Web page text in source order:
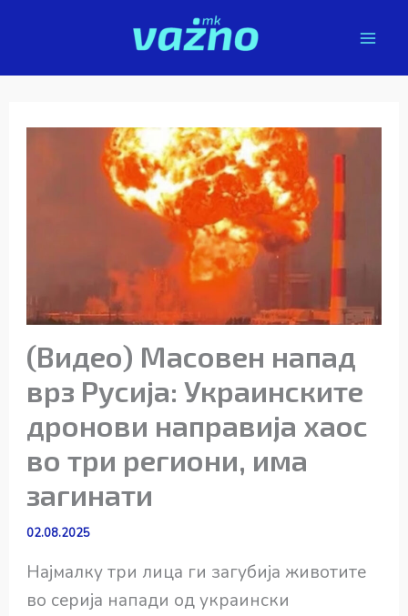
(Видео) Масовен напад
врз Русија: Украинските
дронови направија хаос
во три региони, има
загинати
02.08.2025
Најмалку три лица ги загубија животите
во серија напади од украински